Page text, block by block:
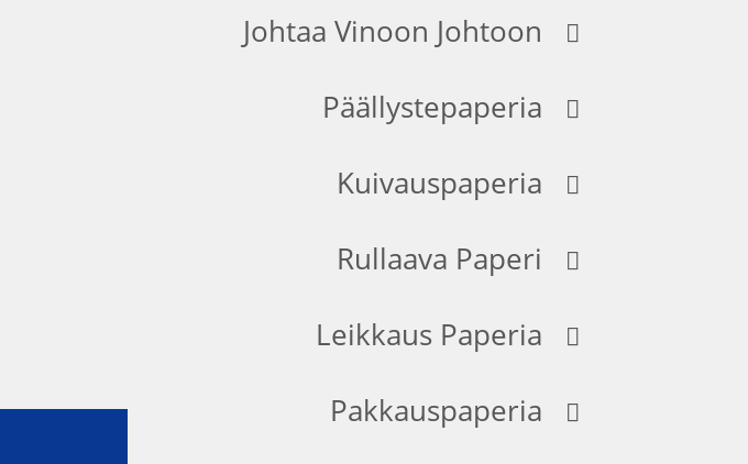
Johtaa Vinoon Johtoon
Päällystepaperia
Kuivauspaperia
Rullaava Paperi
Leikkaus Paperia
Pakkauspaperia